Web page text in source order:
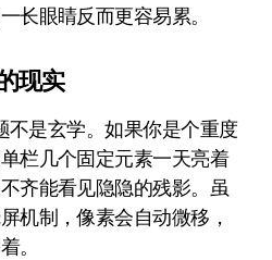
长眼睛反而更容易累。
现实
不是玄学。如果你是个重度
栏几个固定元素一天亮着
齐能看见隐隐的残影。虽
机制，像素会自动微移，
。